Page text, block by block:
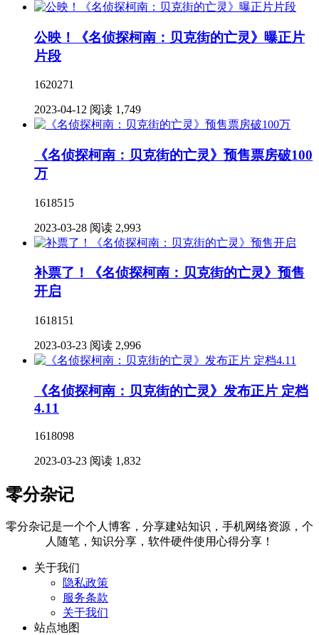
公映！《名侦探柯南：贝克街的亡灵》曝正片
片段
1620271
2023-04-12 阅读 1,749
《名侦探柯南：贝克街的亡灵》预售票房破100
万
1618515
2023-03-28 阅读 2,993
补票了！《名侦探柯南：贝克街的亡灵》预售
开启
1618151
2023-03-23 阅读 2,996
《名侦探柯南：贝克街的亡灵》发布正片 定档
4.11
1618098
2023-03-23 阅读 1,832
零分杂记
零分杂记是一个个人博客，分享建站知识，手机网络资源，个
人随笔，知识分享，软件硬件使用心得分享！
关于我们
隐私政策
服务条款
关于我们
站点地图